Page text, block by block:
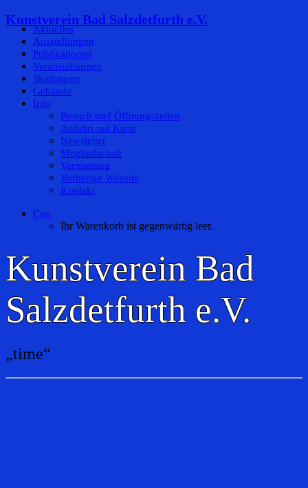
Kunstverein Bad Salzdetfurth e.V.
Aktuelles
Ausstellungen
Publikationen
Veranstaltungen
Skulpturen
Gebäude
Info
Besuch und Öffnungszeiten
Anfahrt mit Karte
Newsletter
Mitgliedschaft
Vermietung
Vorherige Website
Kontakt
Cart
Ihr Warenkorb ist gegenwärtig leer.
Kunstverein Bad
Salzdetfurth e.V.
„time“